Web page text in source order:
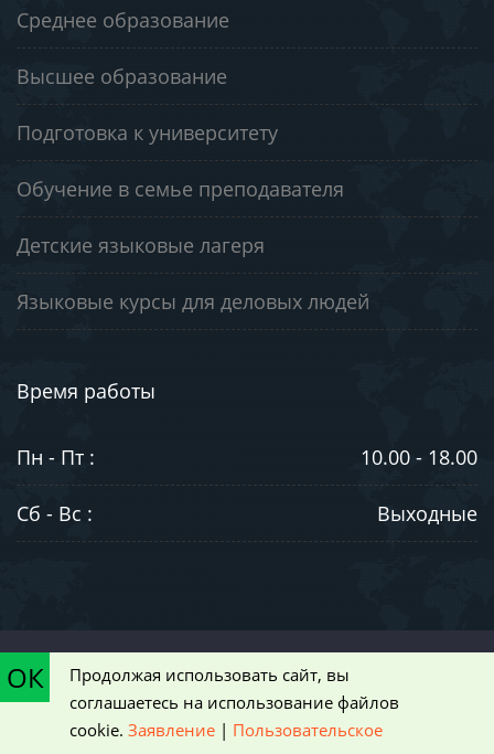
Среднее образование
Высшее образование
Подготовка к университету
Обучение в семье преподавателя
Детские языковые лагеря
Языковые курсы для деловых людей
Время работы
Пн - Пт : 10.00 - 18.00
Сб - Вс : Выходные
ознакомительный характер и не является публичной офертой,
определяемой положениями статьи 437 Гражданского кодекса РФ
|
Пользовательское соглашение
ОК
Продолжая использовать сайт, вы
соглашаетесь на использование файлов
cookie. Заявление | Пользовательское